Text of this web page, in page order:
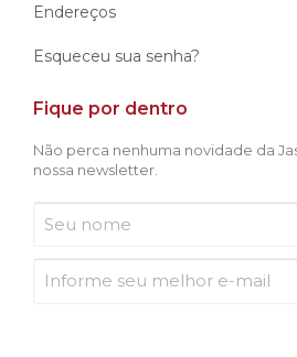
Endereços
Esqueceu sua senha?
Fique por dentro
Não perca nenhuma novidade da
nossa newsletter.